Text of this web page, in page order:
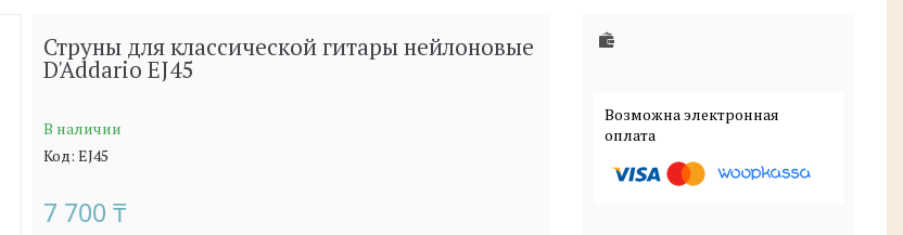
Струны для классической гитары нейлоновые
D'Addario EJ45
В наличии
Код: EJ45
7 700 ₸